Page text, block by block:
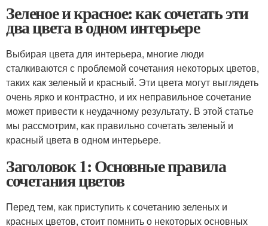
Зеленое и красное: как сочетать эти
два цвета в одном интерьере
Выбирая цвета для интерьера, многие люди
сталкиваются с проблемой сочетания некоторых цветов,
таких как зеленый и красный. Эти цвета могут выглядеть
очень ярко и контрастно, и их неправильное сочетание
может привести к неудачному результату. В этой статье
мы рассмотрим, как правильно сочетать зеленый и
красный цвета в одном интерьере.
Заголовок 1: Основные правила
сочетания цветов
Перед тем, как приступить к сочетанию зеленых и
красных цветов, стоит помнить о некоторых основных